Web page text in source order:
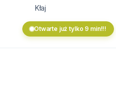
Kłaj
Otwarte już tylko 9 min!!!